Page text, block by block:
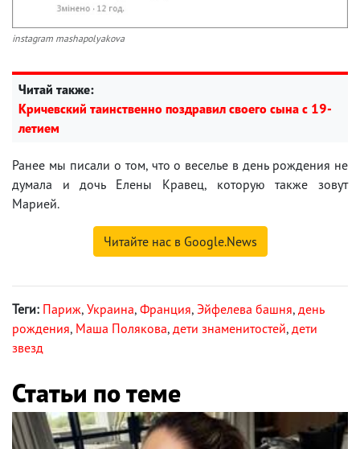
instagram mashapolyakova
Читай также:
Кричевский таинственно поздравил своего сына с 19-
летием
Ранее мы писали о том, что о веселье в день рождения не
думала и дочь Елены Кравец, которую также зовут
Марией.
Читайте нас в Google.News
Теги: Париж, Украина, Франция, Эйфелева башня, день
рождения, Маша Полякова, дети знаменитостей, дети
звезд
Статьи по теме